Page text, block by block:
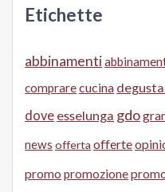
Etichette
abbinamenti
comprarecucina
dove esselunga gdo
news offerta offerte
promo promozione